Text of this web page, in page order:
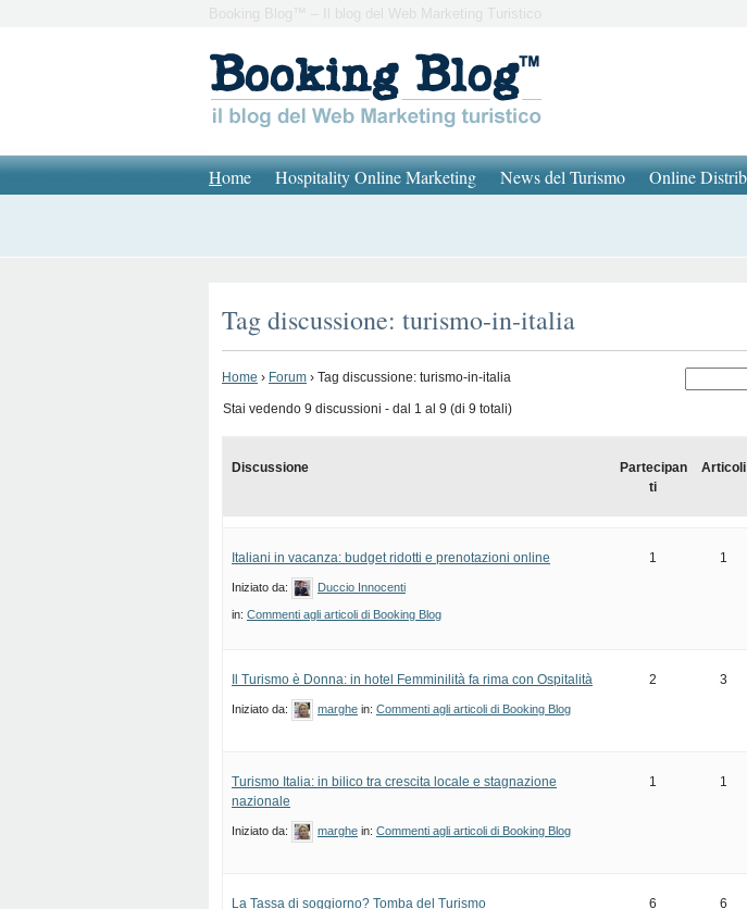
Booking Blog™ – Il blog del Web Marketing Turistico
Home Hospitality Online Marketing News del Turismo Online
Tag discussione: turismo-in-italia
Home › Forum › Tag discussione: turismo-in-italia
Stai vedendo 9 discussioni - dal 1 al 9 (di 9 totali)
Discussione
Partecipan
ti
Articoli
Italiani in vacanza: budget ridotti e prenotazioni online
Iniziato da: Duccio Innocenti
in: Commenti agli articoli di Booking Blog
1 1
Il Turismo è Donna: in hotel Femminilità fa rima con Ospitalità
Iniziato da: marghe in: Commenti agli articoli di Booking Blog
2 3
Turismo Italia: in bilico tra crescita locale e stagnazione
nazionale
Iniziato da: marghe in: Commenti agli articoli di Booking Blog
1 1
La Tassa di soggiorno? Tomba del Turismo 6 6